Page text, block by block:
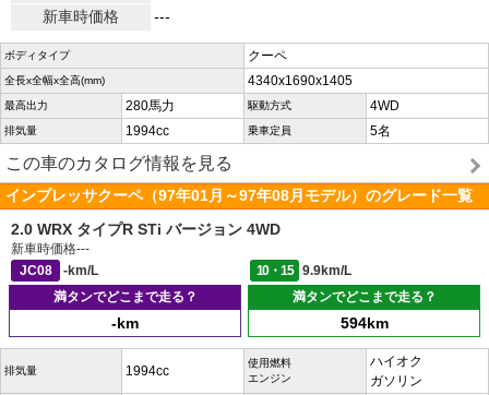
新車時価格
---
ボディタイプ クーペ
全長x全幅x全高(mm) 4340x1690x1405
最高出力 280馬力 駆動方式 4WD
排気量 1994cc 乗車定員 5名
この車のカタログ情報を見る
インプレッサクーペ（97年01月～97年08月モデル）のグレード一覧
2.0 WRX タイプR STi バージョン 4WD
新車時価格---
JC08
-km/L 10・15
9.9km/L
満タンでどこまで走る？
-km
満タンでどこまで走る？
594km
排気量 1994cc
使用燃料
エンジン
ハイオク
ガソリン